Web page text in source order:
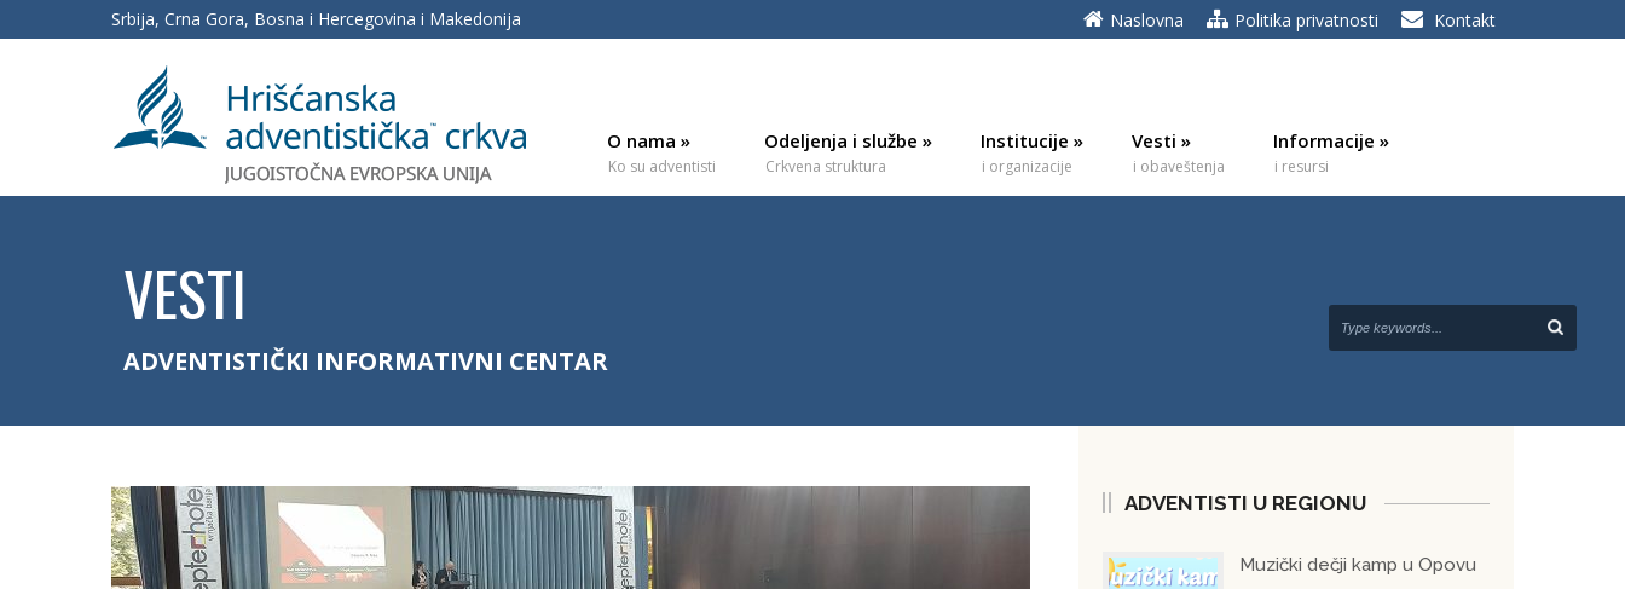
Srbija, Crna Gora, Bosna i Hercegovina i Makedonija Naslovna Politika privatnosti Kontakt
O nama »
Ko su adventisti
Odeljenja i službe »
Crkvena struktura
Institucije »
i organizacije
Vesti »
i obaveštenja
Informacije »
i resursi
VESTI
ADVENTISTIČKI INFORMATIVNI CENTAR
ADVENTISTI U REGIONU
Muzički dečji kamp u Opovu